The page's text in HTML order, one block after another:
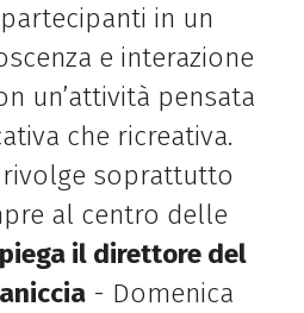
in un
e interazione
un’attività pensata
che ricreativa.
soprattutto
al centro delle
il direttore del
- Domenica